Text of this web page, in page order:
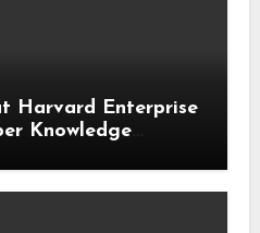
Harvard Enterprise
Knowledge